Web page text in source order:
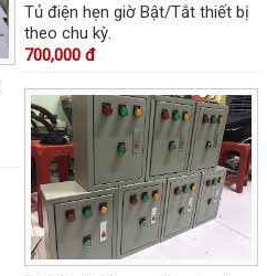
Tủ điện hẹn giờ Bật/Tắt thiết bị
theo chu kỳ.
700,000 đ